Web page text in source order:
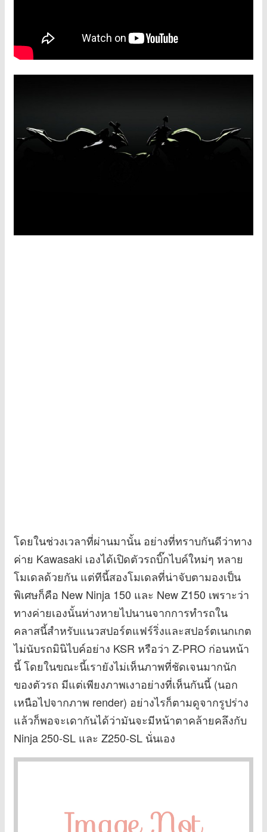
โดยในช่วงเวลาที่ผ่านมานั้น อย่างที่ทราบกันดีว่าทาง
ค่าย Kawasaki เองได้เปิดตัวรถบิ๊กไบค์ใหม่ๆ หลาย
โมเดลด้วยกัน แต่ทีนี้สองโมเดลที่น่าจับตามองเป็น
พิเศษก็คือ New Ninja 150 และ New Z150 เพราะว่า
ทางค่ายเองนั้นห่างหายไปนานจากการทำรถใน
คลาสนี้สำหรับแนวสปอร์ตแฟร์ริ่งและสปอร์ตเนกเกต
ไม่นับรถมินิไบค์อย่าง KSR หรือว่า Z-PRO ก่อนหน้า
นี้ โดยในขณะนี้เรายังไม่เห็นภาพที่ชัดเจนมากนัก
ของตัวรถ มีแต่เพียงภาพเงาอย่างที่เห็นกันนี้ (นอก
เหนือไปจากภาพ render) อย่างไรก็ตามดูจากรูปร่าง
แล้วก็พอจะเดากันได้ว่ามันจะมีหน้าตาคล้ายคลึงกับ
Ninja 250-SL และ Z250-SL นั่นเอง